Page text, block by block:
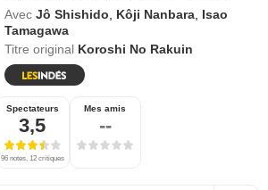
Avec Jô Shishido Kôji Nanbara Isao
Tamagawa
Titre original Koroshi No Rakuin
Spectateurs
3,5
96 notes, 12 critiques
Mes amis
--